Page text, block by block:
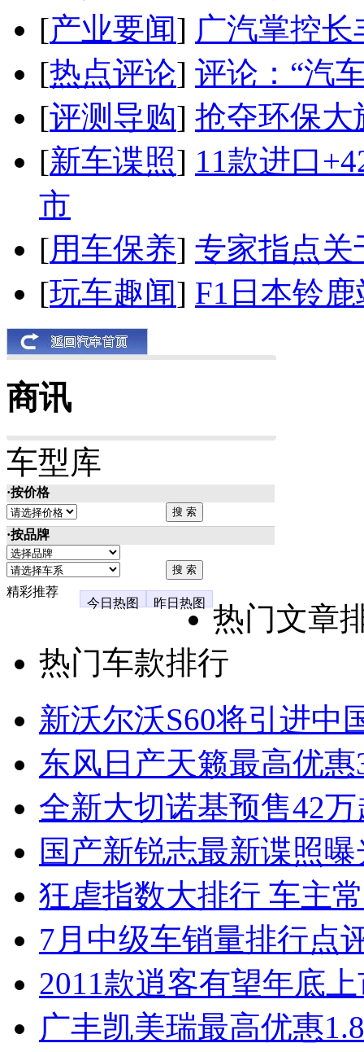
[产业要闻] 广汽掌控
[热点评论] 评论：“汽
[评测导购] 抢夺环保大
[新车谍照] 11款进口
市
[用车保养] 专家指点关
[玩车趣闻] F1日本铃
商讯
车型库
·按价格
·按品牌
精彩推荐
今日热图
昨日热图
热门文章
热门车款排行
新沃尔沃S60将引进中
东风日产天籁最高优
全新大切诺基预售42
国产新锐志最新谍照
狂虐指数大排行 车主
7月中级车销量排行点
2011款逍客有望年底
广丰凯美瑞最高优惠